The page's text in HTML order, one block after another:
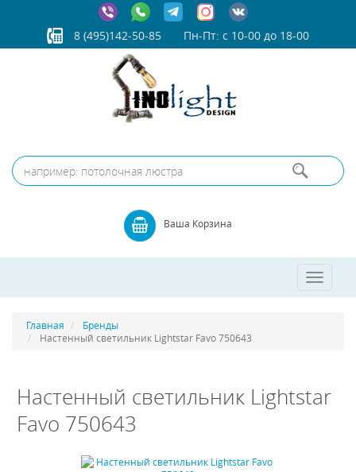
8 (495)142-50-85 Пн-Пт: с 10-00 до 18-00
Ваша Корзина
Toggle
Главная
Бренды
Настенный светильник Lightstar Favo 750643
Настенный светильник Lightstar
Favo 750643